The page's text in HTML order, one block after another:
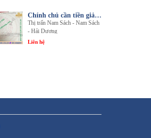
Chính chủ cần tiền giải quyết công việc bán gấp 1 trong 3 lô đất sổ đỏ chính chủ
Thị trấn Nam Sách - Nam Sách
- Hải Dương
Liên hệ